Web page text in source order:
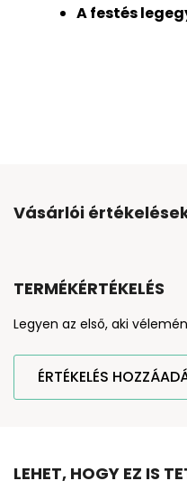
A festés
Vásárlói
TERMÉKÉRTÉKELÉS
Legyen az első, aki
ÉRTÉKELÉS
LEHET, HOGY EZ IS